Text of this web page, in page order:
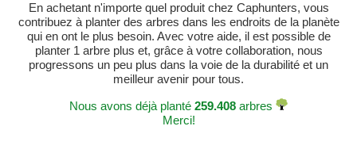
En achetant n'importe quel produit chez Caphunters, vous
contribuez à planter des arbres dans les endroits de la planète
qui en ont le plus besoin. Avec votre aide, il est possible de
planter 1 arbre plus et, grâce à votre collaboration, nous
progressons un peu plus dans la voie de la durabilité et un
meilleur avenir pour tous.
Nous avons déjà planté 259.408 arbres
Merci!